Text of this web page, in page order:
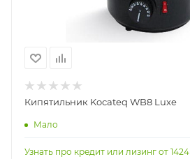
Кипятильник Kocateq WB8 Luxe
Мало
Узнать про кредит или лизинг от 1424